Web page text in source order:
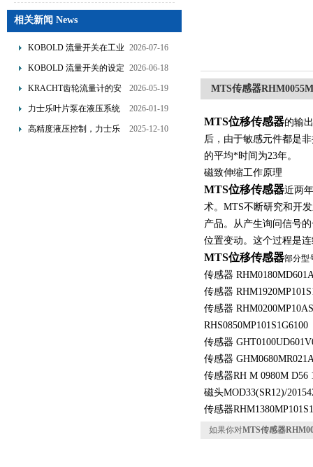
相关新闻 News
KOBOLD 流量开关在工业
管道水流量监测中的应用
2026-07-16
KOBOLD 流量开关的设定
流量调节与刻度指示
2026-06-18
KRACHT齿轮流量计的安
装要求：直管段、过滤器
2026-05-19
力士乐叶片泵在液压系统
中的应用分析
2026-01-19
高精度液压控制，力士乐
2025-12-10
MTS传感器
MTS位移传感器的输
后，由于敏感元件都是
的平均*时间为23年。
磁致伸缩工作原理
MTS位移传感器近两
术。MTS不断研究和开
产品。从产生询问信号
位置变动。这个过程是
MTS位移传感器部分型
传感器
传感器
传感器
RHS0850MP101S1G6100
传感器
传感器
传感器RH M 0980M D56
磁头MOD33(SR12)/
传感器
如果你对MTS传感器